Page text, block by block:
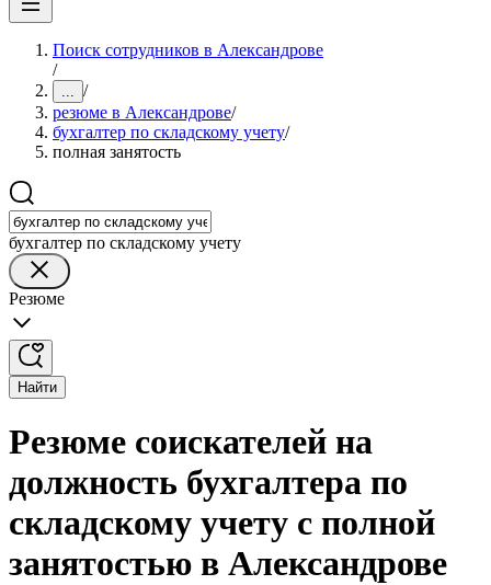
Поиск сотрудников в Александрове
/
... /
резюме в Александрове/
бухгалтер по складскому учету/
полная занятость
бухгалтер по складскому учету
Резюме
Найти
Резюме соискателей на
должность бухгалтера по
складскому учету с полной
занятостью в Александрове